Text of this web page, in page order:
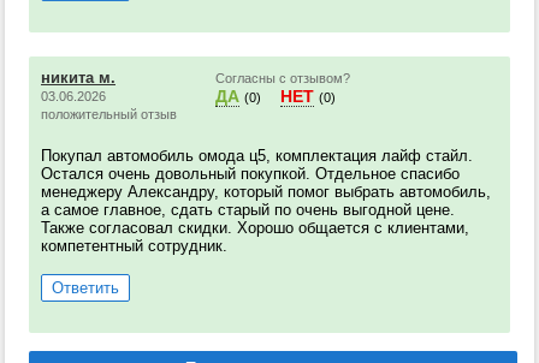
никита м.
03.06.2026
положительный отзыв
Согласны с отзывом?
ДА (0) НЕТ (0)
Покупал автомобиль омода ц5, комплектация лайф стайл.
Остался очень довольный покупкой. Отдельное спасибо
менеджеру Александру, который помог выбрать автомобиль,
а самое главное, сдать старый по очень выгодной цене.
Также согласовал скидки. Хорошо общается с клиентами,
компетентный сотрудник.
Ответить